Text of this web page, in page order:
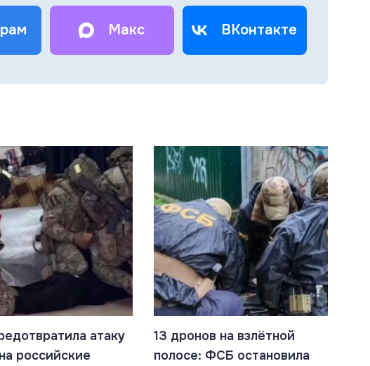
Макс ВКонтакте
атаку
российские
13 дронов на взлётной
полосе: ФСБ остановила